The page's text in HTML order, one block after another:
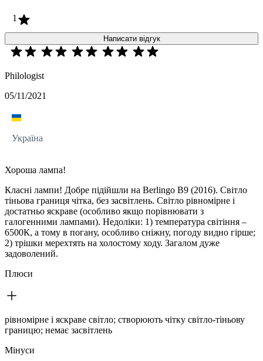
1
Написати відгук
Philologist
05/11/2021
Україна
Хороша лампа!
Класні лампи! Добре підійшли на Berlingo B9 (2016). Світло
тіньова границя чітка, без засвітлень. Світло рівномірне і
достатньо яскраве (особливо якщо порівнювати з
галогенними лампами). Недоліки: 1) температура світіння –
6500К, а тому в погану, особливо сніжну, погоду видно гірше;
2) трішки мерехтять на холостому ходу. Загалом дуже
задоволений.
Плюси
рівномірне і яскраве світло; створюють чітку світло-тіньову
границю; немає засвітлень
Мінуси